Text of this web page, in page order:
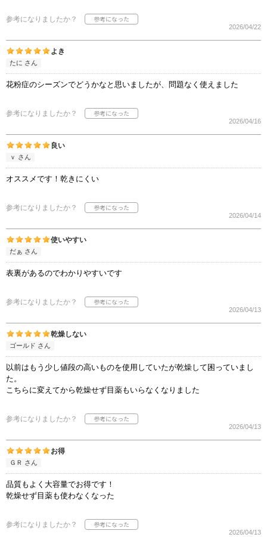
参考になりましたか？
2026/04/22
よき
たに さん
花粉症のシーズンでどうかなと思いましたが、問題なく使えました
参考になりましたか？
2026/04/16
良い
ｖ さん
オススメです！乾きにくい
参考になりましたか？
2026/04/14
使いやすい
だぁ さん
表裏があるのでわかりやすいです
参考になりましたか？
2026/04/13
乾燥しない
ゴールド さん
以前はもう少し値段の高いものを使用していたが乾燥して困っていまし
た。
こちらに変えてから乾燥せず目薬もいらなくなりました
参考になりましたか？
2026/04/13
お得
ＧＲ さん
品質もよく大容量でお得です！
乾燥せず目薬も使わなくなった
参考になりましたか？
2026/04/13